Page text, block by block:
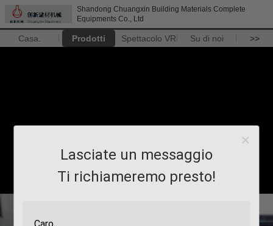
Shandong Chuangxin Building Materials Complete
Equipments Co., Ltd
Casa. Prodotti Spettacolo VR Su di noi >>
Lasciate un messaggio
Ti richiameremo presto!